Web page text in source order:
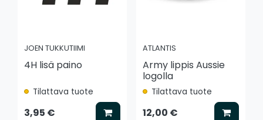
JOEN TUKKUTIIMI
4H lisä paino
Tilattava tuote
3,95 € Lisää koriin
ATLANTIS
Army lippis Aussie
logolla
Tilattava tuote
12,00 € Lisää